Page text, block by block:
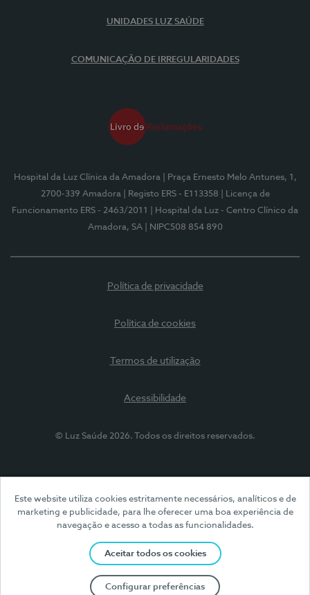
Este website utiliza cookies estritamente necessários, analíticos e de
marketing e publicidade, para lhe oferecer uma boa experiência de
navegação e acesso a todas as funcionalidades.
Aceitar todos os cookies
Configurar preferências
UNIDADES LUZ SAÚDE
COMUNICAÇÃO DE IRREGULARIDADES
Hospital da Luz Clínica da Amadora
| Praça Ernesto Melo Antunes, 1,
2700-339 Amadora
| Registo ERS - E113358
| Licença de
Funcionamento ERS - 2463/2011
| Hospital da Luz - Centro Clínico da
Amadora, SA
| NIPC508 854 890
Política de privacidade
Política de cookies
Termos de utilização
Acessibilidade
© Luz Saúde 2026. Todos os direitos reservados.